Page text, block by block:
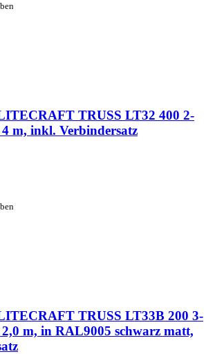
TRUSS LT32 400 2-
m, inkl. Verbindersatz
TRUSS LT33B 200 3-
m, in RAL9005 schwarz matt,